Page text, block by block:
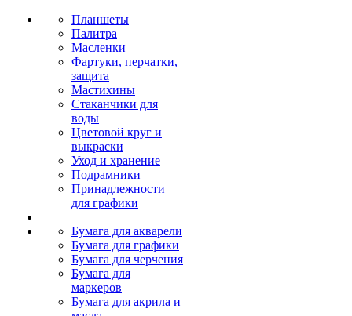
Планшеты
Палитра
Масленки
Фартуки, перчатки,
защита
Мастихины
Стаканчики для
воды
Цветовой круг и
выкраски
Уход и хранение
Подрамники
Принадлежности
для графики
Бумага для акварели
Бумага для графики
Бумага для черчения
Бумага для
маркеров
Бумага для акрила и